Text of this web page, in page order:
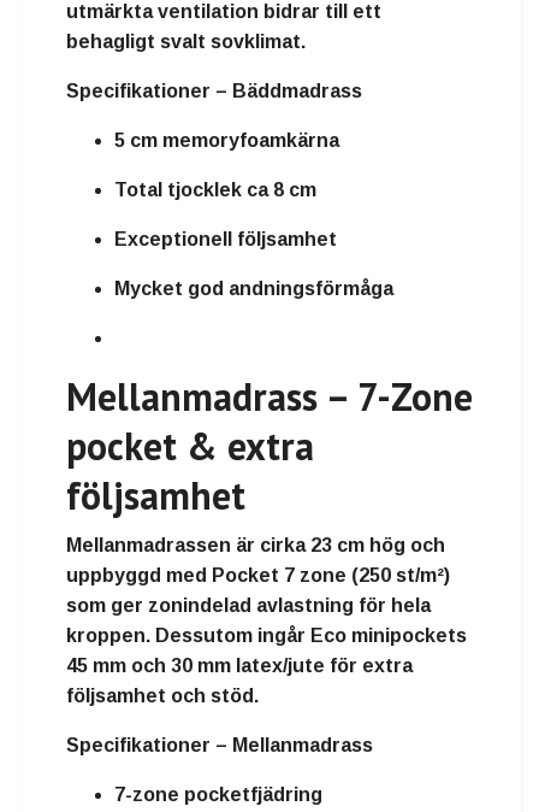
utmärkta ventilation bidrar till ett
behagligt svalt sovklimat.
Specifikationer – Bäddmadrass
5 cm memoryfoamkärna
Total tjocklek ca 8 cm
Exceptionell följsamhet
Mycket god andningsförmåga
Mellanmadrass – 7-Zone
pocket & extra
följsamhet
Mellanmadrassen är cirka 23 cm hög och
uppbyggd med Pocket 7 zone (250 st/m²)
som ger zonindelad avlastning för hela
kroppen. Dessutom ingår Eco minipockets
45 mm och 30 mm latex/jute för extra
följsamhet och stöd.
Specifikationer – Mellanmadrass
7-zone pocketfjädring